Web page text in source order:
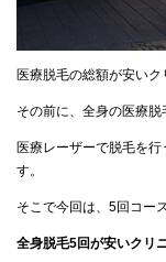
医療脱毛の総額が安いク
その前に、全身の医療脱
医療レーザーで脱毛を
す。
そこで今回は、5回コー
全身脱毛5回が安いクリ